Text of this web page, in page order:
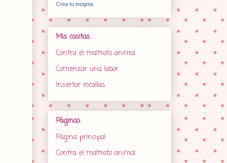
Crea tu insignia
Mis cositas
Contra el maltrato animal
Comenzar una labor
Insertar rocallas
Páginas
Página principal
Contra el maltrato animal